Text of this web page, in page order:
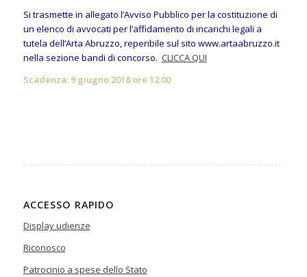
Si trasmette in allegato l’Avviso Pubblico per la costituzione di
un elenco di avvocati per l’affidamento di incarichi legali a
tutela dell’Arta Abruzzo, reperibile sul sito www.artaabruzzo.it
nella sezione bandi di concorso. CLICCA QUI
Scadenza: 9 giugno 2018 ore 12.00
ACCESSO RAPIDO
Display udienze
Riconosco
Patrocinio a spese dello Stato